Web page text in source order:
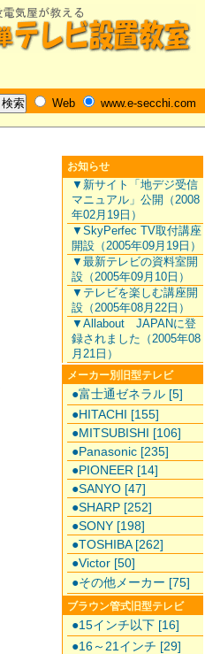
Web www.e-secchi.com
お知らせ
▼新サイト「地デジ受信
マニュアル」公開（2008
年02月19日）
▼SkyPerfec TV取付講座
開設（2005年09月19日）
▼最新テレビの資料室開
設（2005年09月10日）
▼テレビを楽しむ講座開
設（2005年08月22日）
▼Allabout JAPANに登
録されました（2005年08
月21日）
メーカー別旧型テレビ
●富士通ゼネラル [5]
●HITACHI [155]
●MITSUBISHI [106]
●Panasonic [235]
●PIONEER [14]
●SANYO [47]
●SHARP [252]
●SONY [198]
●TOSHIBA [262]
●Victor [50]
●その他メーカー [75]
ブラウン管式旧型テレビ
●15インチ以下 [16]
●16～21インチ [29]